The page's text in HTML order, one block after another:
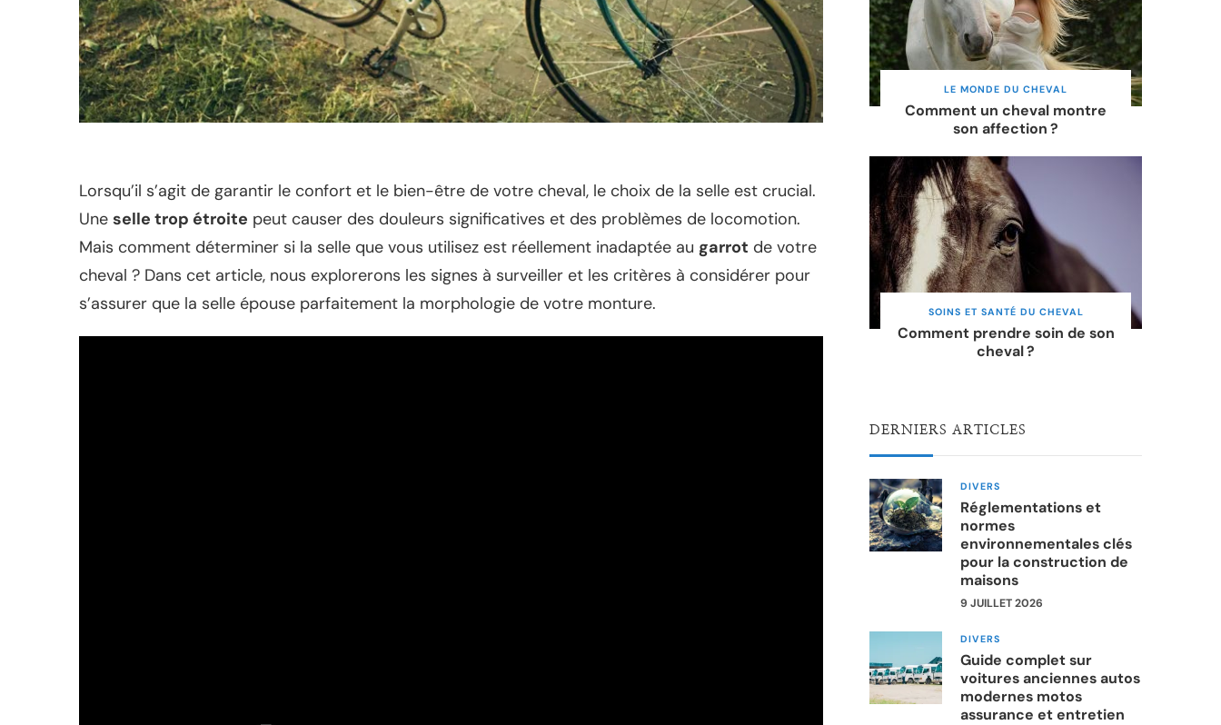
Lorsqu’il s’agit de garantir le confort et le bien-être de votre cheval, le choix de la selle est crucial.
Une selle trop étroite peut causer des douleurs significatives et des problèmes de locomotion.
Mais comment déterminer si la selle que vous utilisez est réellement inadaptée au garrot de votre
cheval ? Dans cet article, nous explorerons les signes à surveiller et les critères à considérer pour
s’assurer que la selle épouse parfaitement la morphologie de votre monture.
LE MONDE DU CHEVAL
Comment un cheval montre
son affection ?
SOINS ET SANTÉ DU CHEVAL
Comment prendre soin de son
cheval ?
DERNIERS ARTICLES
DIVERS
Réglementations et
normes
environnementales clés
pour la construction de
maisons
9 JUILLET 2026
DIVERS
Guide complet sur
voitures anciennes autos
modernes motos
assurance et entretien